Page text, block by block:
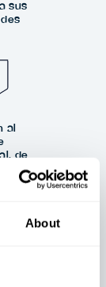
About
sus
al
de